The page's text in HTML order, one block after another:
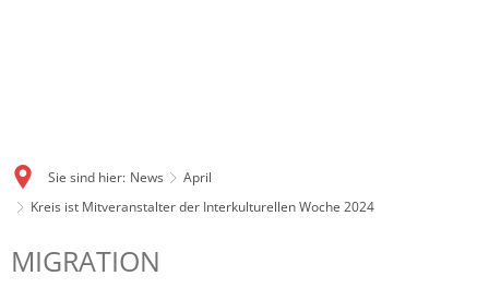
Sie sind hier: News
April
Kreis ist Mitveranstalter der Interkulturellen Woche 2024
MIGRATION